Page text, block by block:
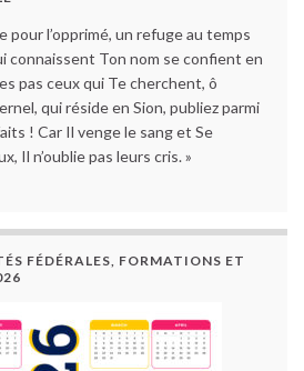
pour l’opprimé, un refuge au temps
connaissent Ton nom se confient en
pas ceux qui Te cherchent, ô
qui réside en Sion, publiez parmi
! Car Il venge le sang et Se
Il n’oublie pas leurs cris. »
FÉDÉRALES, FORMATIONS ET